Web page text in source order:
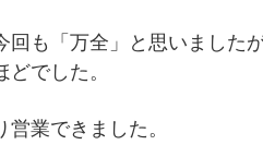
も「万全」と思いました
でした。
業できました。